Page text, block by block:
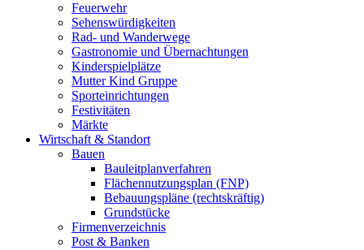
Feuerwehr
Sehenswürdigkeiten
Rad- und Wanderwege
Gastronomie und Übernachtungen
Kinderspielplätze
Mutter Kind Gruppe
Sporteinrichtungen
Festivitäten
Märkte
Wirtschaft & Standort
Bauen
Bauleitplanverfahren
Flächennutzungsplan (FNP)
Bebauungspläne (rechtskräftig)
Grundstücke
Firmenverzeichnis
Post & Banken